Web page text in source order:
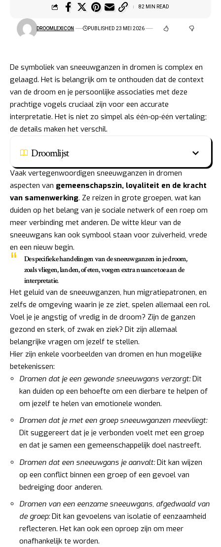
DROOMLEXICON PUBLISHED 23 MEI 2026
82 MIN READ
De symboliek van sneeuwganzen in dromen is complex en
gelaagd. Het is belangrijk om te onthouden dat de context
van de droom en je persoonlijke associaties met deze
prachtige vogels cruciaal zijn voor een accurate
interpretatie. Het is niet zo simpel als één-op-één vertaling;
de details maken het verschil.
Droomlijst
Vaak vertegenwoordigen sneeuwganzen in dromen
aspecten van gemeenschapszin, loyaliteit en de kracht
van samenwerking. Ze reizen in grote groepen, wat kan
duiden op het belang van je sociale netwerk of een roep om
meer verbinding met anderen. De witte kleur van de
sneeuwgans kan ook symbool staan voor zuiverheid, vrede
en een nieuw begin.
De specifieke handelingen van de sneeuwganzen in je droom,
zoals vliegen, landen, of eten, voegen extra nuance toe aan de
interpretatie.
Het geluid van de sneeuwganzen, hun migratiepatronen, en
zelfs de omgeving waarin je ze ziet, spelen allemaal een rol.
Voel je je angstig of vredig in de droom? Zijn de ganzen
gezond en sterk, of zwak en ziek? Dit zijn allemaal
belangrijke vragen om jezelf te stellen.
Hier zijn enkele voorbeelden van dromen en hun mogelijke
betekenissen:
Dromen dat je een gewonde sneeuwgans verzorgt:Dit
kan duiden op een behoefte om een dierbare te helpen of
om jezelf te helen van emotionele wonden.
Dromen dat je met een groep sneeuwganzen meevliegt:
Dit suggereert dat je je verbonden voelt met een groep
en dat je samen een gemeenschappelijk doel nastreeft.
Dromen dat een sneeuwgans je aanvalt:Dit kan wijzen
op een conflict binnen een groep of een gevoel van
bedreiging door anderen.
Dromen van een eenzame sneeuwgans, afgedwaald van
de groep:Dit kan gevoelens van isolatie of eenzaamheid
reflecteren. Het kan ook een oproep zijn om meer
onafhankelijk te worden.